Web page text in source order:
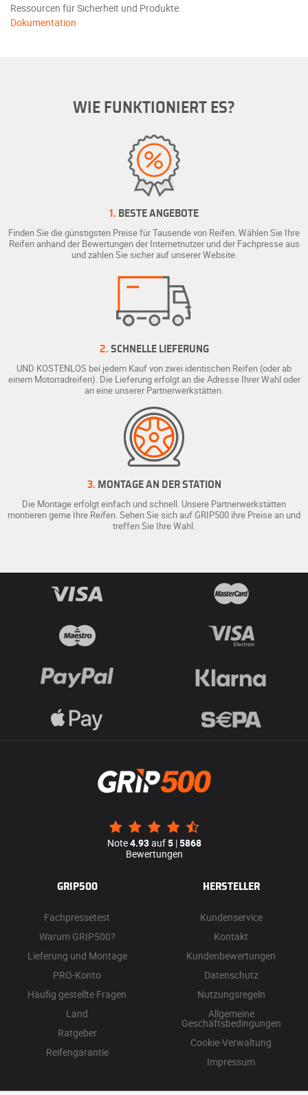
Ressourcen für Sicherheit und Produkte.
Dokumentation
WIE FUNKTIONIERT ES?
1. BESTE ANGEBOTE
Finden Sie die günstigsten Preise für Tausende von Reifen. Wählen Sie Ihre
Reifen anhand der Bewertungen der Internetnutzer und der Fachpresse aus
und zahlen Sie sicher auf unserer Website.
2. SCHNELLE LIEFERUNG
UND KOSTENLOS bei jedem Kauf von zwei identischen Reifen (oder ab
einem Motorradreifen). Die Lieferung erfolgt an die Adresse Ihrer Wahl oder
an eine unserer Partnerwerkstätten.
3. MONTAGE AN DER STATION
Die Montage erfolgt einfach und schnell. Unsere Partnerwerkstätten
montieren gerne Ihre Reifen. Sehen Sie sich auf GRIP500 ihre Preise an und
treffen Sie Ihre Wahl.
Note4.93auf5|5868
Bewertungen
GRIP500
Fachpressetest
Warum GRIP500?
Lieferung und Montage
PRO-Konto
Häufig gestellte Fragen
Land
Ratgeber
Reifengarantie
HERSTELLER
Kundenservice
Kontakt
Kundenbewertungen
Datenschutz
Nutzungsregeln
Allgemeine
Geschäftsbedingungen
Cookie-Verwaltung
Impressum